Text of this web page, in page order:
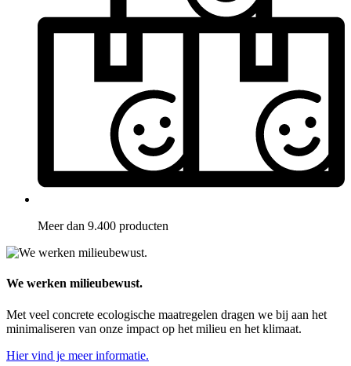
Meer dan 9.400 producten
We werken milieubewust.
Met veel concrete ecologische maatregelen dragen we bij aan het
minimaliseren van onze impact op het milieu en het klimaat.
Hier vind je meer informatie.